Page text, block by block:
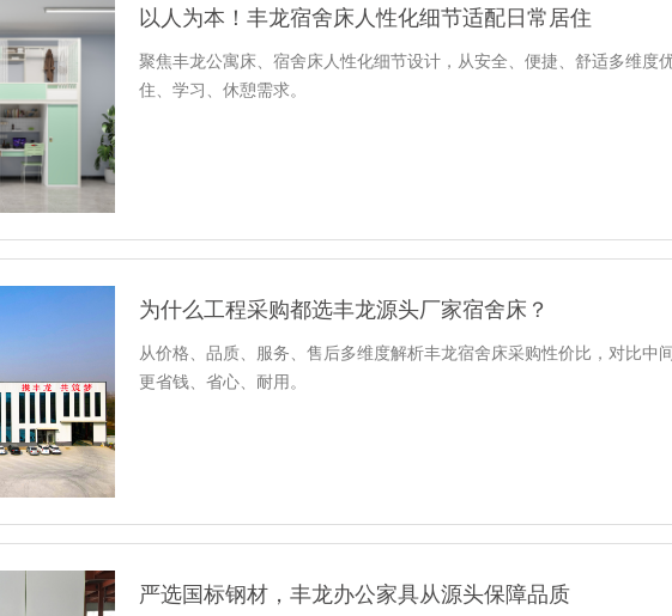
以人为本！丰龙宿舍床人性化细节适配日常居住
聚焦丰龙公寓床、宿舍床人性化细节设计，从安全、便捷、舒适多维度
住、学习、休憩需求。
为什么工程采购都选丰龙源头厂家宿舍床？
从价格、品质、服务、售后多维度解析丰龙宿舍床采购性价比，对比中
更省钱、省心、耐用。
严选国标钢材，丰龙办公家具从源头保障品质